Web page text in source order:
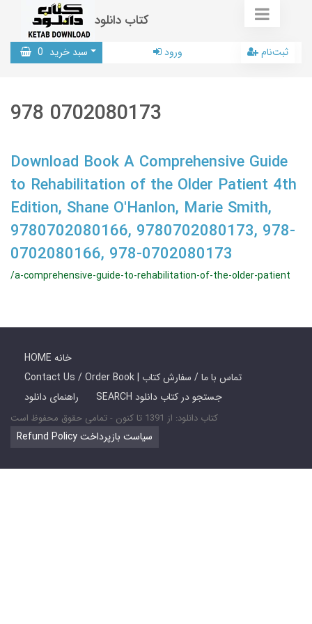
کتاب دانلود
سبد خرید 0 ورود ثبت‌نام
978 0702080173
Download Book A Comprehensive Guide
to Rehabilitation of the Older Patient 4th
Edition, Shane O'Hanlon, Marie Smith,
9780702080166, 9780702080173, 978-
0702080166, 978-0702080173
/a-comprehensive-guide-to-rehabilitation-of-the-older-patient
HOME خانه
Contact Us / Order Book | تماس با ما / سفارش کتاب
راهنمای دانلود
SEARCH جستجو در کتاب دانلود
کتاب دانلود: از 1391 تا کنون - تمامی حقوق محفوظ است
Refund Policy سیاست بازپرداخت